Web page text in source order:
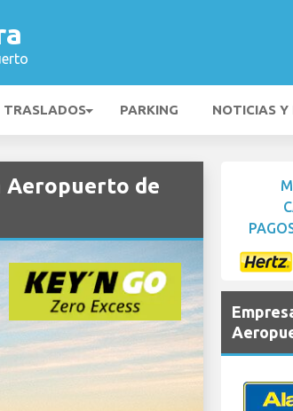
TRASLADOS PARKING NOTICIAS Y
Aeropuerto de